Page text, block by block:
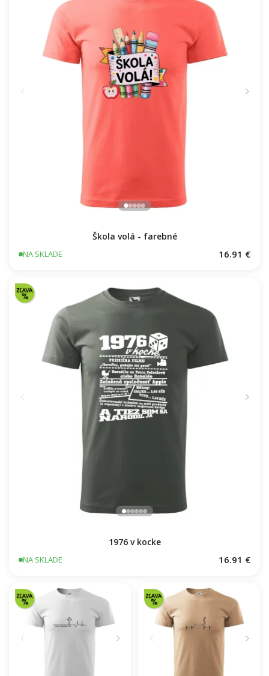
Škola volá - farebné
NA SKLADE 16.91 €
1976 v kocke
NA SKLADE 16.91 €